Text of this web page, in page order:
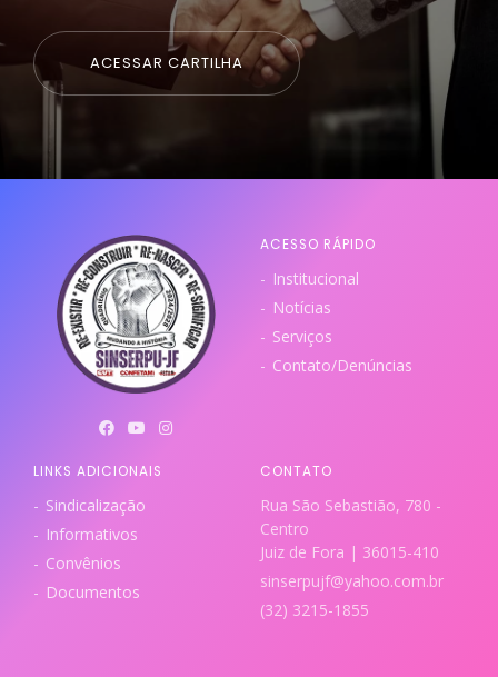
ACESSAR CARTILHA
ACESSO RÁPIDO
Institucional
Notícias
Serviços
Contato/Denúncias
LINKS ADICIONAIS
Sindicalização
Informativos
Convênios
Documentos
CONTATO
Rua São Sebastião, 780 -
Centro
Juiz de Fora | 36015-410
sinserpujf@yahoo.com.br
(32) 3215-1855